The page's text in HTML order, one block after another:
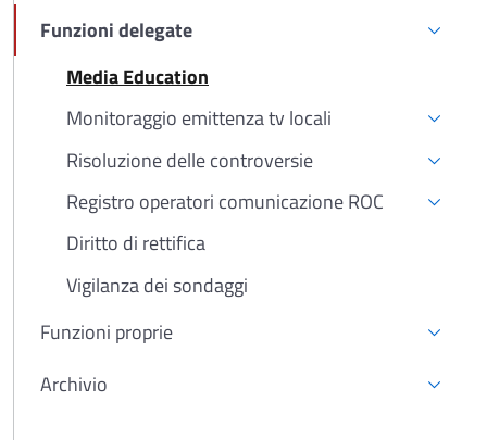
Funzioni delegate
Attivo
Media Education
Monitoraggio emittenza tv locali
Risoluzione delle controversie
Registro operatori comunicazione ROC
Diritto di rettifica
Vigilanza dei sondaggi
Funzioni proprie
Archivio